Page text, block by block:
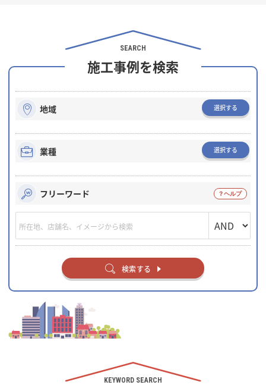
SEARCH
施工事例を検索
地域 選択する
業種 選択する
フリーワード
検索する
KEYWORD SEARCH